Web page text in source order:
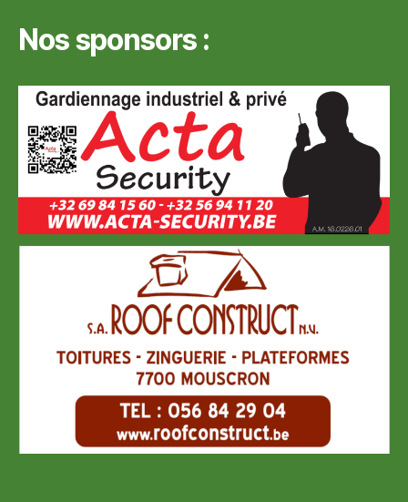
Nos sponsors :